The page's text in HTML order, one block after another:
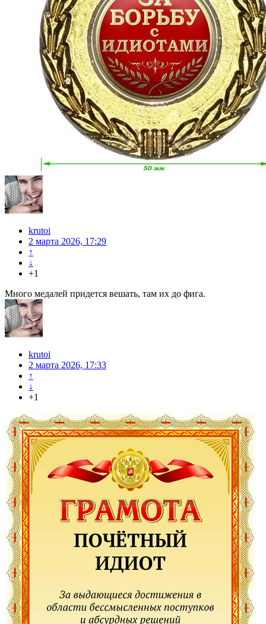
krutoi
2 марта 2026, 17:29
↑
↓
+1
Много медалей придется вешать, там их до фига.
krutoi
2 марта 2026, 17:33
↑
↓
+1